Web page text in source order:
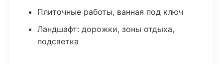
Плиточные работы, ванная под ключ
Ландшафт: дорожки, зоны отдыха,
подсветка